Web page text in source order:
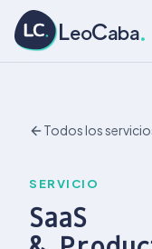
LC LeoCaba
Todos los
SERVICIO
SaaS